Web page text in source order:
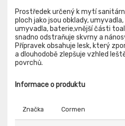
Prostředek určený k mytí
ploch jako jsou obklady,
umyvadla, baterie,vnější části
snadno odstraňuje skvrny a
Přípravek obsahuje lesk, který
a dlouhodobě zlepšuje vzhled
povrchů.
Informace o produktu
Značka Cormen